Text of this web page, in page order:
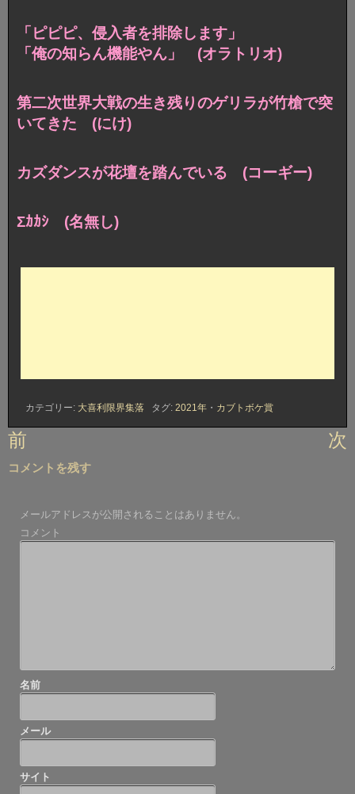
「ピピピ、侵入者を排除します」
「俺の知らん機能やん」 (オラトリオ)
第二次世界大戦の生き残りのゲリラが竹槍で突
いてきた (にけ)
カズダンスが花壇を踏んでいる (コーギー)
Σｶｶｼ (名無し)
カテゴリー: 大喜利限界集落 タグ: 2021年 ・ カブトボケ賞
投
ナ
ゲ
ー
前 次
コメントを残す
メールアドレスが公開されることはありません。
コメント
名前
メール
サイト